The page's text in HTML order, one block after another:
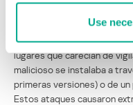
Use
Las máquinas infectadas
lugares que carecían de
malicioso se instalaba a
primeras versiones) o de
Estos ataques causaron